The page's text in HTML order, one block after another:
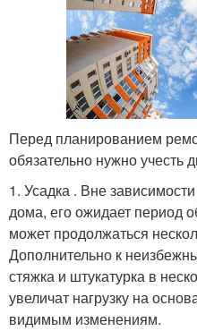
Перед планированием
обязательно нужно учесть
1. Усадка . Вне
дома, его ожидает период
может продолжаться
Дополнительно к
стяжка и штукатурка в
увеличат нагрузку на
видимым изменениям.